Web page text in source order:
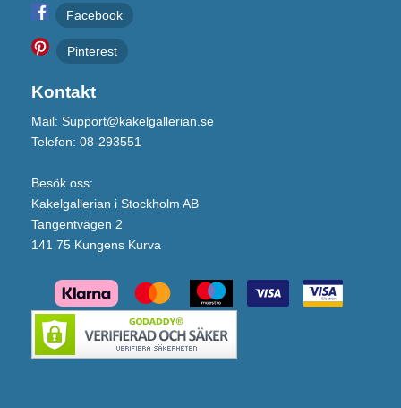
Facebook
Pinterest
Kontakt
Mail: Support@kakelgallerian.se
Telefon: 08-293551
Besök oss:
Kakelgallerian i Stockholm AB
Tangentvägen 2
141 75 Kungens Kurva